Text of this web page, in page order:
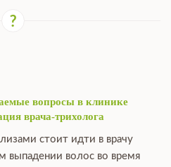
вопросы в клинике
врача-трихолога
стоит идти в врачу
выпадении волос во время